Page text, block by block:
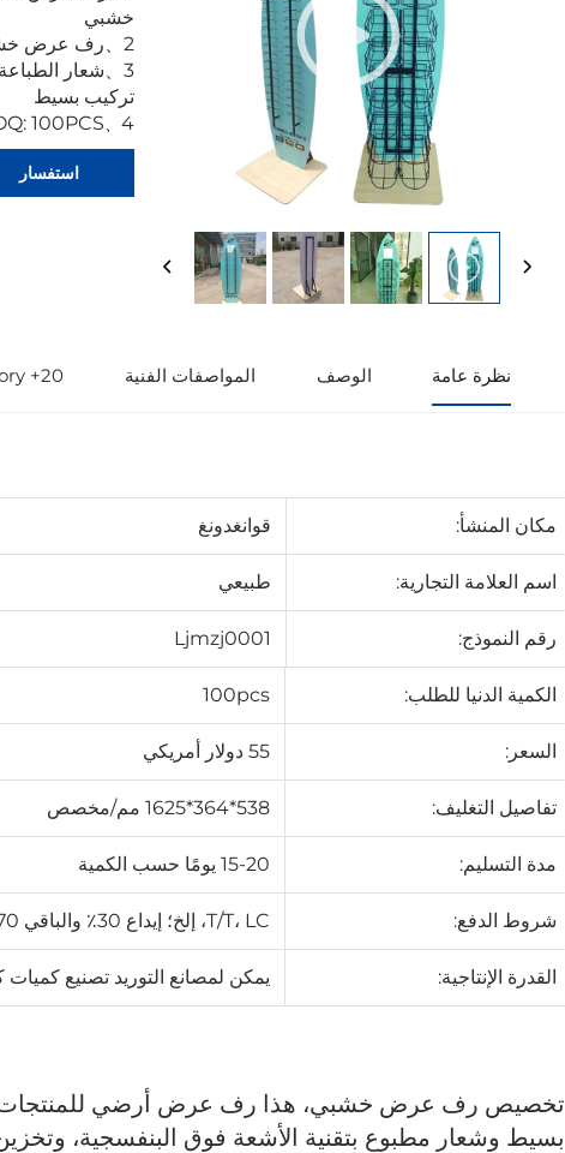
خشبي
2
、رف عرض
3
、شعار
تركيب بسيط
4
、
100PCS
استفسار
نظرة عامة الوصف المواصفات الفنية 20+ Years Source factory
مكان المنشأ: قوانغدونغ
اسم العلامة التجارية: طبيعي
رقم النموذج: Ljmzj0001
الكمية الدنيا للطلب: 100pcs
السعر: 55 دولار أمريكي
تفاصيل التغليف: 538*364*1625 مم/مخصص
مدة التسليم: 15-20 يومًا حسب الكمية
شروط الدفع: T/T، LC، إلخ؛ إيداع 30٪ والباقي 70٪ قبل الشحن
القدرة الإنتاجية: يمكن لمصانع التوريد تصنيع
تخصيص رف عرض خشبي، هذا رف عرض أرضي للمنتجات
بسيط وشعار مطبوع بتقنية الأشعة فوق البنفسجية،